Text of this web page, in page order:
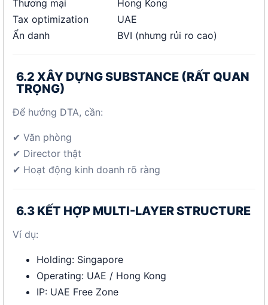
Thương mại
Hong Kong
Tax optimization
UAE
Ẩn danh
BVI (nhưng rủi ro cao)
6.2 XÂY DỰNG SUBSTANCE (RẤT QUAN
TRỌNG)
Để hưởng DTA, cần:
✔ Văn phòng
✔ Director thật
✔ Hoạt động kinh doanh rõ ràng
6.3 KẾT HỢP MULTI-LAYER STRUCTURE
Ví dụ:
Holding: Singapore
Operating: UAE / Hong Kong
IP: UAE Free Zone